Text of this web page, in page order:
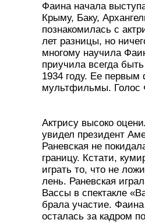
Фаина начала
Крыму, Баку,
познакомилась с
лет разницы, но
многому научила
приучила всегда
1934 году. Ее
мультфильмы. Голос
Актрису высоко
увидел президент
Раневская не
границу. Кстати,
играть то, что не
лень. Раневская
Вассы в спектакле
брала участие.
осталась за кадром